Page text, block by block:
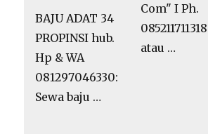
BAJU ADAT 34
PROPINSI hub.
Hp & WA
081297046330:
Sewa baju …
Com" I Ph.
085211711318
atau …